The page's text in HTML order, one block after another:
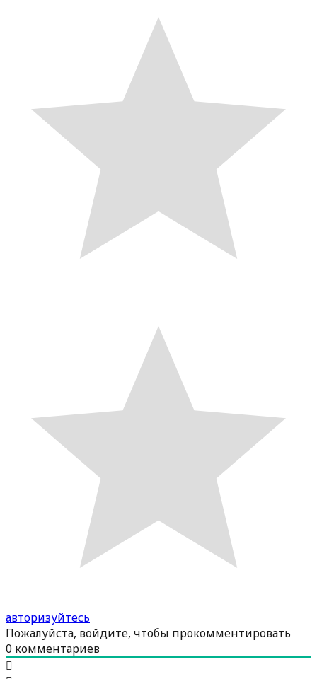
авторизуйтесь
Пожалуйста, войдите, чтобы прокомментировать
0 комментариев